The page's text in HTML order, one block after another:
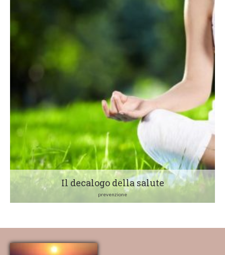
Il decalogo della salute
prevenzione